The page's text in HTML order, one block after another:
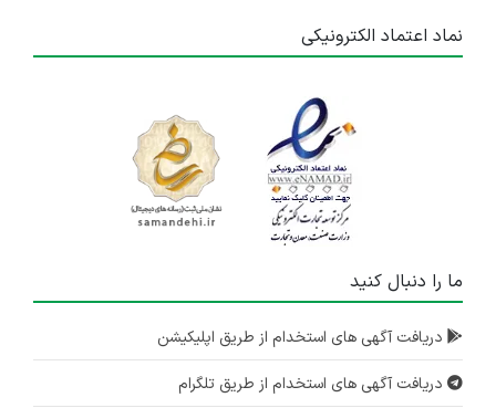
نماد اعتماد الکترونیکی
ما را دنبال کنید
دریافت آگهی های استخدام از طریق اپلیکیشن
دریافت آگهی های استخدام از طریق تلگرام